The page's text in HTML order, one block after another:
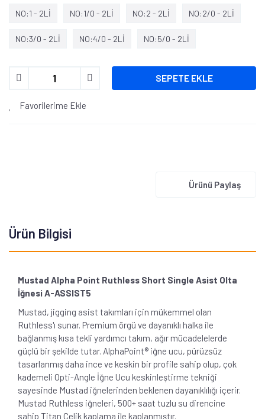
NO:1 - 2Lİ NO:1/0 - 2Lİ NO:2 - 2Lİ NO:2/0 - 2Lİ
NO:3/0 - 2Lİ NO:4/0 - 2Lİ NO:5/0 - 2Lİ
SEPETE EKLE
Favorilerime Ekle
Ürünü Paylaş
Ürün Bilgisi
Mustad Alpha Point Ruthless Short Single Asist Olta
İğnesi A-ASSIST5
Mustad, jigging asist takımları için mükemmel olan
Ruthless'ı sunar. Premium örgü ve dayanıklı halka ile
bağlanmış kısa tekli yardımcı takım, ağır mücadelelerde
güçlü bir şekilde tutar. AlphaPoint® iğne ucu, pürüzsüz
tasarlanmış daha ince ve keskin bir profile sahip olup, çok
kademeli Opti-Angle İğne Ucu keskinleştirme tekniği
sayesinde Mustad iğnelerinden beklenen dayanıklılığı içerir.
Mustad Ruthless iğneleri, 500+ saat tuzlu su direncine
sahip Titan Çelik kaplama ile kaplanmıştır.